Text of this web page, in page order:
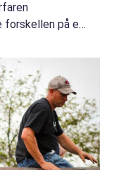
forskellen på et
mister